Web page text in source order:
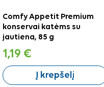
Comfy Appetit Premium
konservai katėms su
jautiena, 85 g
1,19 €
Į krepšelį